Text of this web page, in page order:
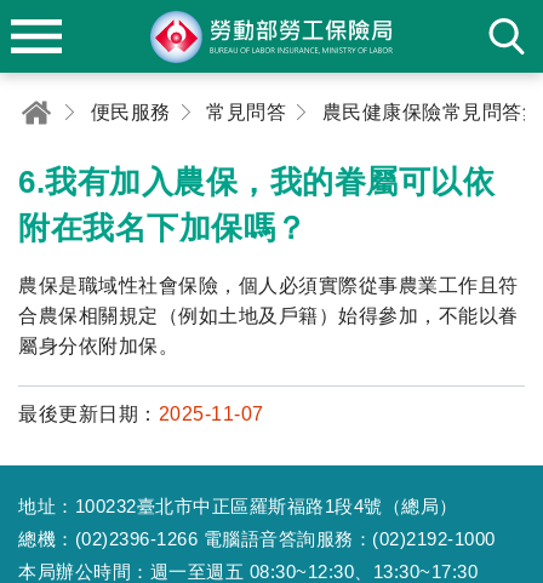
便民服務 常見問答 農民健康保險常見問答集
6.我有加入農保，我的眷屬可以依
附在我名下加保嗎？
農保是職域性社會保險，個人必須實際從事農業工作且符
合農保相關規定（例如土地及戶籍）始得參加，不能以眷
屬身分依附加保。
最後更新日期： 2025-11-07
地址：100232臺北市中正區羅斯福路1段4號（總局）
總機：(02)2396-1266 電腦語音答詢服務：(02)2192-1000
本局辦公時間：週一至週五 08:30~12:30、13:30~17:30